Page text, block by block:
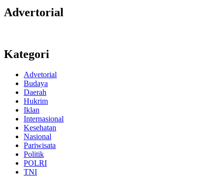
Advertorial
Kategori
Advetorial
Budaya
Daerah
Hukrim
Iklan
Internasional
Kesehatan
Nasional
Pariwisata
Politik
POLRI
TNI